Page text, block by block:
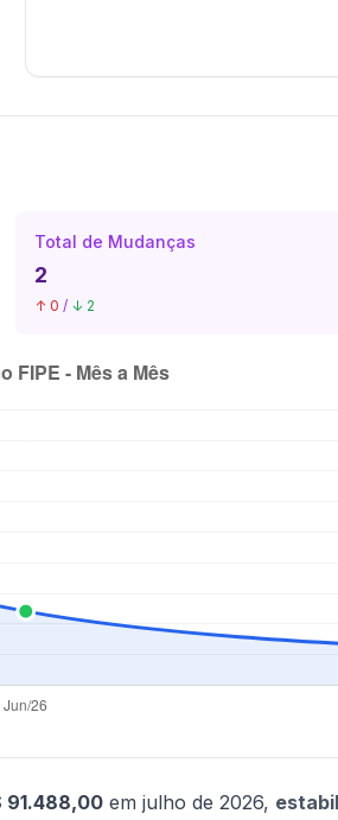
Total de Mudanças
2
↑ 0 / ↓ 2
91.488,00 em julho de 2026,